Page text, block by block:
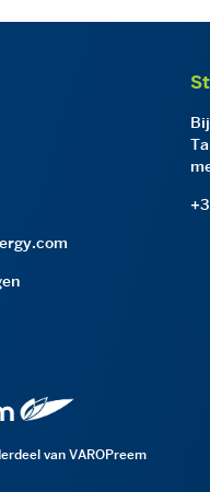
van VAROPreem